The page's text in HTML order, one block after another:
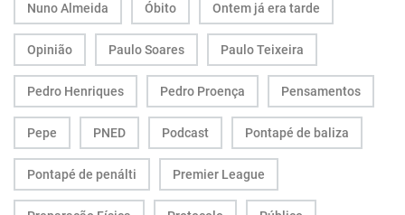
Nuno Almeida Óbito Ontem já era tarde
Opinião Paulo Soares Paulo Teixeira
Pedro Henriques Pedro Proença Pensamentos
Pepe PNED Podcast Pontapé de baliza
Pontapé de penálti Premier League